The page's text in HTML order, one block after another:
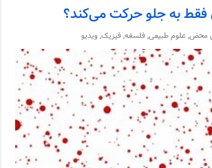
فقط به جلو حرکت می‌کند؟
محض,علوم طبیعی,فلسفه,فیزیک,ویدیو